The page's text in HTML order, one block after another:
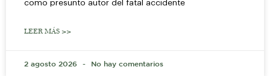
como presunto autor del fatal accidente
LEER MÁS >>
2 agosto 2026 No hay comentarios